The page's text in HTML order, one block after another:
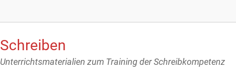
Schreiben
Unterrichtsmaterialien zum Training der Schreibkompetenz